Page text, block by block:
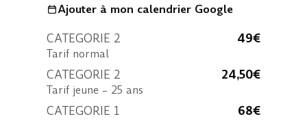
Ajouter à mon calendrier Google
CATEGORIE 2
49€
Tarif normal
CATEGORIE 2 24,50€
Tarif jeune – 25 ans
CATEGORIE 1 68€